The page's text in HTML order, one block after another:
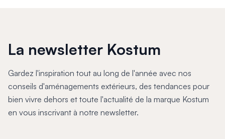
La newsletter Kostum
Gardez l'inspiration tout au long de l'année avec nos
conseils d'aménagements extérieurs, des tendances pour
bien vivre dehors et toute l'actualité de la marque Kostum
en vous inscrivant à notre newsletter.